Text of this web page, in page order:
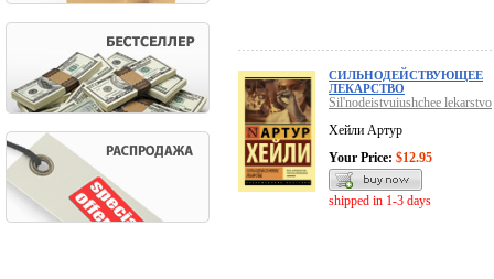
СИЛЬНОДЕЙСТВУЮЩЕЕ
ЛЕКАРСТВО
Sil'nodeistvuiushchee lekarstvo
Хейли Артур
Your Price: $12.95
shipped in 1-3 days